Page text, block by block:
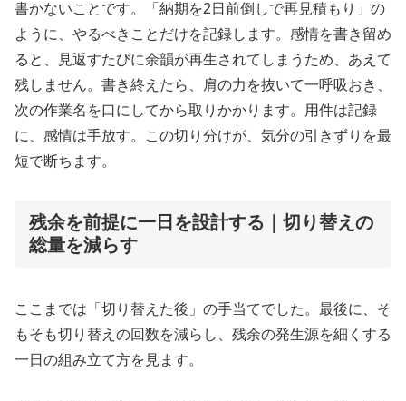
書かないことです。「納期を2日前倒しで再見積もり」の
ように、やるべきことだけを記録します。感情を書き留め
ると、見返すたびに余韻が再生されてしまうため、あえて
残しません。書き終えたら、肩の力を抜いて一呼吸おき、
次の作業名を口にしてから取りかかります。用件は記録
に、感情は手放す。この切り分けが、気分の引きずりを最
短で断ちます。
残余を前提に一日を設計する｜切り替えの
総量を減らす
ここまでは「切り替えた後」の手当てでした。最後に、そ
もそも切り替えの回数を減らし、残余の発生源を細くする
一日の組み立て方を見ます。